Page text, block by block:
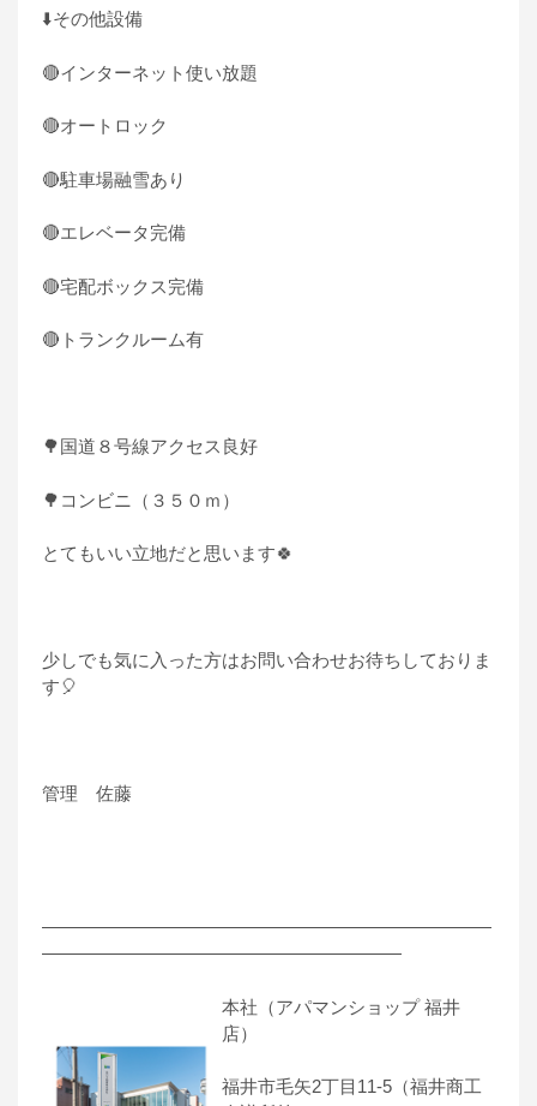
⬇️その他設備
🔴インターネット使い放題
🔴オートロック
🔴駐車場融雪あり
🔴エレベータ完備
🔴宅配ボックス完備
🔴 トランクルーム有
🌳国道８号線アクセス良好
🌳コンビニ（３５０ｍ）
とてもいい立地だと思います🍀
少しでも気に入った方はお問い合わせお待ちしておりま
す🎈
管理 佐藤
―――――――――――――――――――――――――
――――――――――――――――――――
本社（アパマンショップ 福井
店）
福井市毛矢2丁目11-5（福井商工